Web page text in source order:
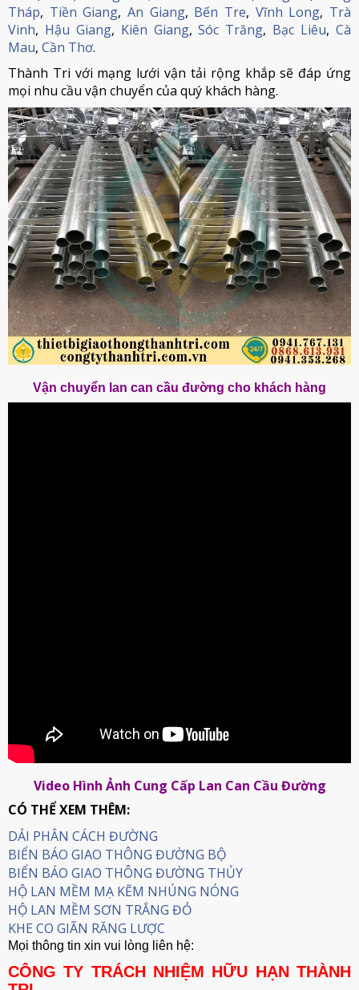
Tháp, Tiền Giang,An Giang, Bến Tre, Vĩnh Long, Trà
Vinh, Hậu Giang, Kiên Giang,Sóc Trăng, Bạc Liêu,Cà
Mau, Cần Thơ.
Thành Tri với mạng lưới vận tải rộng khắp sẽ đáp ứng
mọi nhu cầu vận chuyển của quý khách hàng.
Vận chuyển lan can cầu đường cho khách hàng
Video Hình Ảnh Cung Cấp Lan Can Cầu Đường
CÓ THỂ XEM THÊM:
DẢI PHÂN CÁCH ĐƯỜNG
BIỂN BÁO GIAO THÔNG ĐƯỜNG BỘ
BIỂN BÁO GIAO THÔNG ĐƯỜNG THỦY
HỘ LAN MỀM MẠ KẼM NHÚNG NÓNG
HỘ LAN MỀM SƠN TRẮNG ĐỎ
KHE CO GIÃN RĂNG LƯỢC
Mọi thông tin xin vui lòng liên hệ:
CÔNG TY TRÁCH NHIỆM HỮU HẠN THÀNH